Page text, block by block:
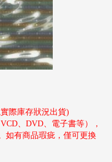
際庫存狀況出貨)
、DVD、電子書等），
如有商品瑕疵，僅可更換